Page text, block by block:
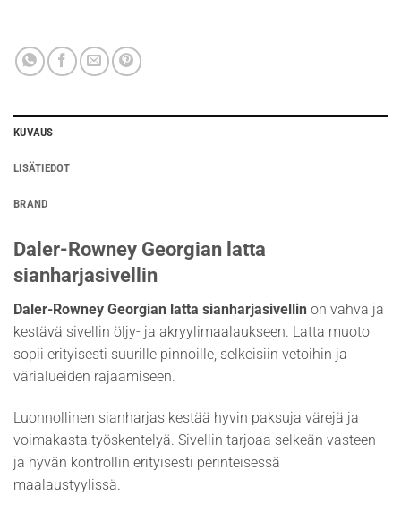
KUVAUS
LISÄTIEDOT
BRAND
Daler-Rowney Georgian latta
sianharjasivellin
Daler-Rowney Georgian latta sianharjasivellin on vahva ja
kestävä sivellin öljy- ja akryylimaalaukseen. Latta muoto
sopii erityisesti suurille pinnoille, selkeisiin vetoihin ja
värialueiden rajaamiseen.
Luonnollinen sianharjas kestää hyvin paksuja värejä ja
voimakasta työskentelyä. Sivellin tarjoaa selkeän vasteen
ja hyvän kontrollin erityisesti perinteisessä
maalaustyylissä.